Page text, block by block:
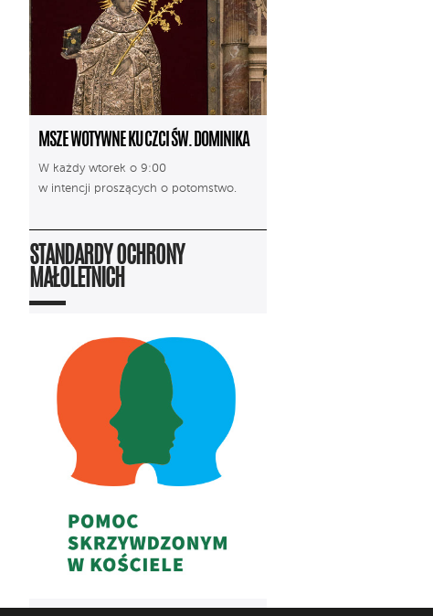
MSZE WOTYWNE KU CZCI ŚW. DOMINIKA
W każdy wtorek o 9:00
w intencji proszących o potomstwo.
STANDARDY OCHRONY
MAŁOLETNICH